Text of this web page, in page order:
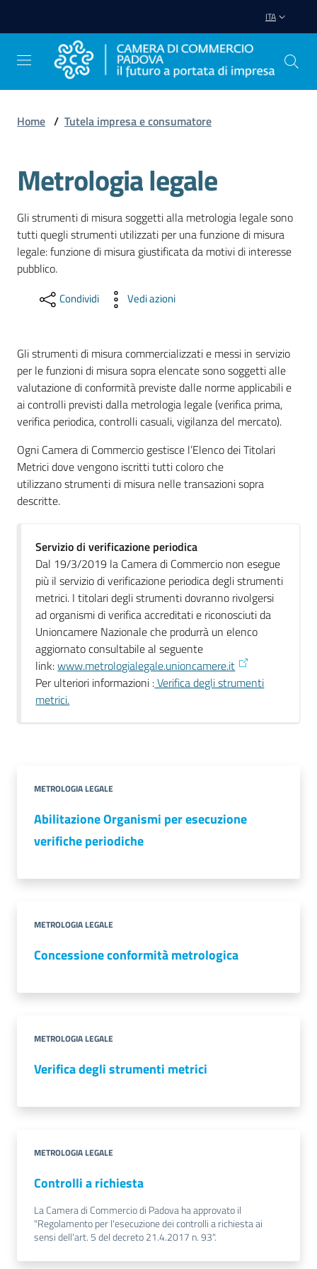
ITA
Gestire
Impresa
Promuovere
Impresa
Tutelare
Impresa
Consumatore
Impresa
Camera
online
Newsle
Sala
Seguici
Home / Tutela impresa e consumatore
Metrologia legale
Gli strumenti di misura soggetti alla metrologia legale sono
tutti quegli strumenti utilizzati per una funzione di misura
legale: funzione di misura giustificata da motivi di interesse
pubblico.
Condividi Vedi azioni
Gli strumenti di misura commercializzati e messi in servizio
per le funzioni di misura sopra elencate sono soggetti alle
valutazione di conformità previste dalle norme applicabili e
ai controlli previsti dalla metrologia legale (verifica prima,
verifica periodica, controlli casuali, vigilanza del mercato).
Ogni Camera di Commercio gestisce l’Elenco dei Titolari
Metrici dove vengono iscritti tutti coloro che
utilizzano strumenti di misura nelle transazioni sopra
descritte.
Servizio di verificazione periodica
Dal 19/3/2019 la Camera di Commercio non esegue
più il servizio di verificazione periodica degli strumenti
metrici. I titolari degli strumenti dovranno rivolgersi
ad organismi di verifica accreditati e riconosciuti da
Unioncamere Nazionale che produrrà un elenco
aggiornato consultabile al seguente
link:www.metrologialegale.unioncamere.it
Per ulteriori informazioni :Verifica degli strumenti
metrici.
METROLOGIA LEGALE
Abilitazione Organismi per esecuzione
verifiche periodiche
METROLOGIA LEGALE
Concessione conformità metrologica
METROLOGIA LEGALE
Verifica degli strumenti metrici
METROLOGIA LEGALE
Controlli a richiesta
La Camera di Commercio di Padova ha approvato il
"Regolamento per l'esecuzione dei controlli a richiesta ai
sensi dell'art. 5 del decreto 21.4.2017 n. 93".